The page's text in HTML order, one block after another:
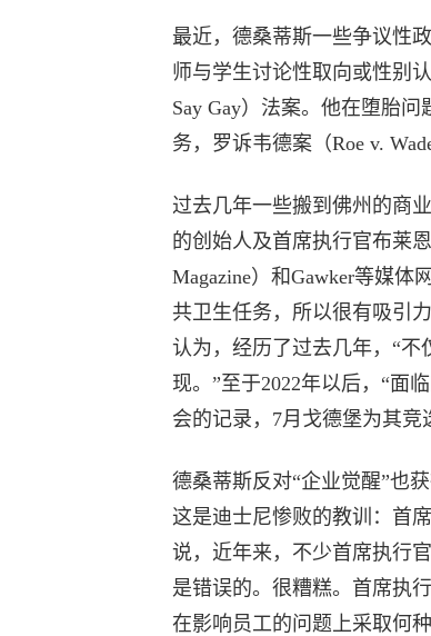
最近，德桑蒂斯一些争议性
师与学生讨论性取向或性别
Say Gay）法案。他在堕胎
务，罗诉韦德案（Roe v.
过去几年一些搬到佛州的商
的创始人及首席执行官布莱
Magazine）和Gawker等媒
共卫生任务，所以很有吸引
认为，经历了过去几年，“
现。”至于2022年以后，“面
会的记录，7月戈德堡为其竞
德桑蒂斯反对“企业觉醒”也
这是迪士尼惨败的教训：首
说，近年来，不少首席执行
是错误的。很糟糕。首席执
在影响员工的问题上采取何